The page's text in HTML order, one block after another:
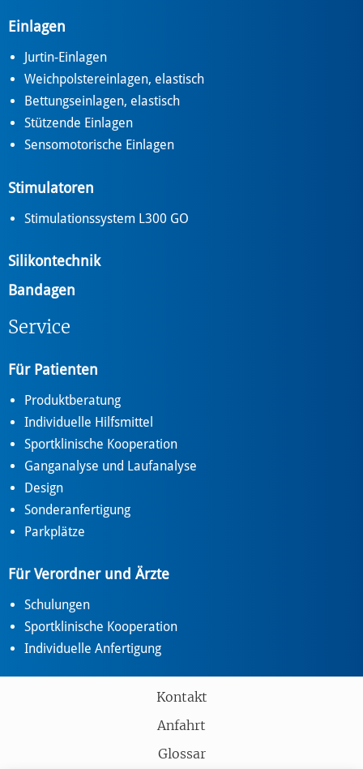
Einlagen
Jurtin-Einlagen
Weichpolstereinlagen, elastisch
Bettungseinlagen, elastisch
Stützende Einlagen
Sensomotorische Einlagen
Stimulatoren
Stimulationssystem L300 GO
Silikontechnik
Bandagen
Service
Für Patienten
Produktberatung
Individuelle Hilfsmittel
Sportklinische Kooperation
Ganganalyse und Laufanalyse
Design
Sonderanfertigung
Parkplätze
Für Verordner und Ärzte
Schulungen
Sportklinische Kooperation
Individuelle Anfertigung
Kontakt
Anfahrt
Glossar